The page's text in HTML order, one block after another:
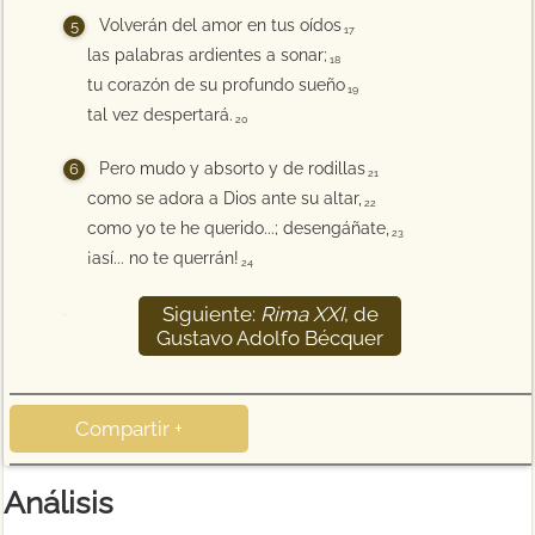
Volverán del amor en tus oídos 17
las palabras ardientes a sonar; 18
tu corazón de su profundo sueño 19
tal vez despertará. 20
Pero mudo y absorto y de rodillas 21
como se adora a Dios ante su altar, 22
como yo te he querido...; desengáñate, 23
¡así... no te querrán! 24
Siguiente: Rima XXI, de
Gustavo Adolfo Bécquer
Compartir +
Análisis